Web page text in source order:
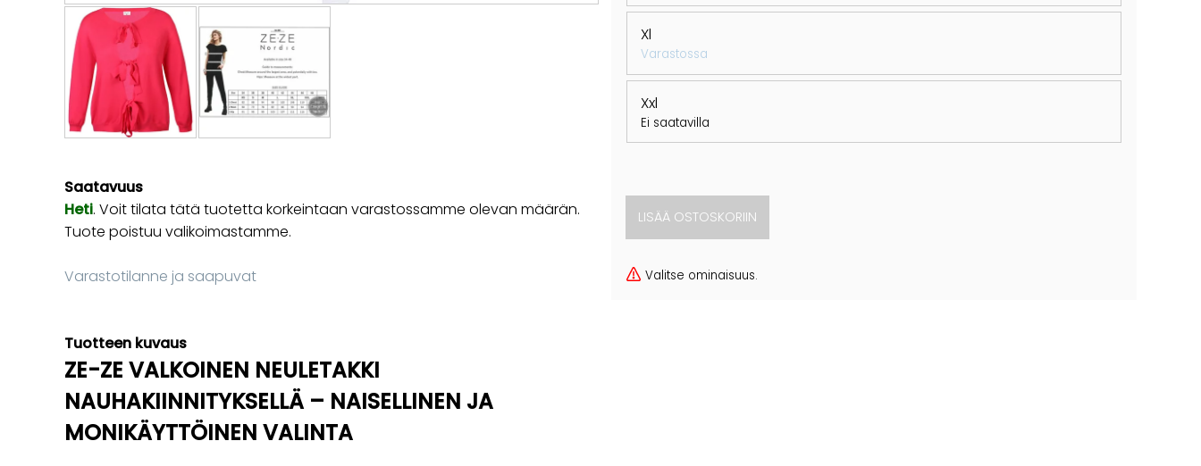
Xl
Varastossa
Xxl
Ei saatavilla
Valitse ominaisuus.
Saatavuus
Heti. Voit tilata tätä tuotetta korkeintaan varastossamme olevan määrän.
Tuote poistuu valikoimastamme.
Varastotilanne ja saapuvat
Tuotteen kuvaus
ZE-ZE VALKOINEN NEULETAKKI
NAUHAKIINNITYKSELLÄ – NAISELLINEN JA
MONIKÄYTTÖINEN VALINTA